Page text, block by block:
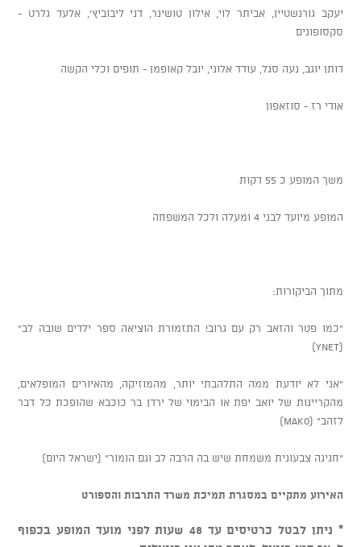
יעקב גורנשטיין, אביתר לוי, אילון טושינר, דני ליבוביץ', אלעד גלרט -
סקסופונים
דותן יוגב, נעה סגל, עודד אלוני, יובל קאופמן - תופים וכלי הקשה
אודי רז - סוזאפון
משך המופע כ 55 דקות
המופע מיועד לבני 4 ומעלה ולכל המשפחה
מתוך הביקורות:
"כמו פטר והזאב רק עם גרוב! התזמורת הוציאה ספר ילדים שובה לב"
(Ynet)
"אני לא יודעת ממה התלהבתי יותר, מהמוזיקה, מהאיורים המופלאים,
מהקריינות של יואב יפת או הבימוי של ירדן בר כוכבא שהופכת כל דבר
לזהב" (Mako)
"חגיגה צבעונית משמחת שיש בה הרבה לב וגם הומור" (ישראל היום)
האירוע מתקיים במסגרת תמיכת משרד התרבות והספורט
* ניתן לבטל כרטיסים עד 48 שעות לפני מועד המופע בכפוף